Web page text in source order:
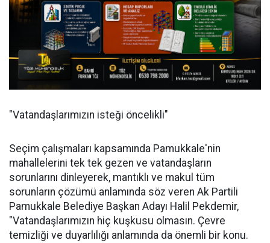
"Vatandaşlarımızın isteği öncelikli"
Seçim çalışmaları kapsamında Pamukkale'nin
mahallelerini tek tek gezen ve vatandaşların
sorunlarını dinleyerek, mantıklı ve makul tüm
sorunların çözümü anlamında söz veren Ak Partili
Pamukkale Belediye Başkan Adayı Halil Pekdemir,
"Vatandaşlarımızın hiç kuşkusu olmasın. Çevre
temizliği ve duyarlılığı anlamında da önemli bir konu.